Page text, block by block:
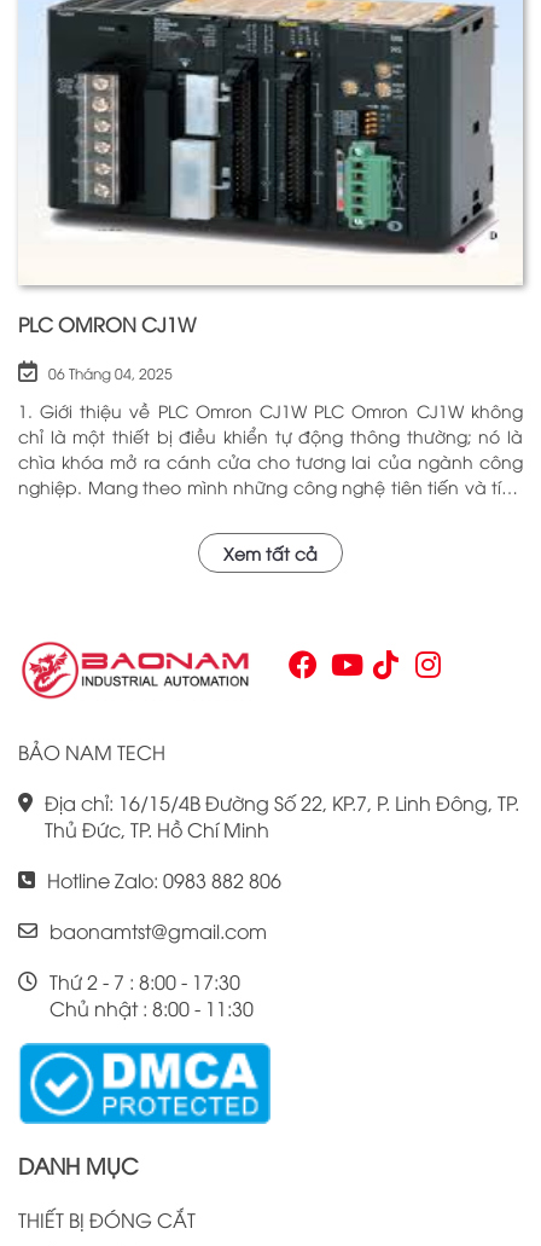
rơ le điện tử có khả năng xử lý và phản hồi nhanh chóng,
nhằm nâng cao hiệu suất hoạt động và độ an toàn cho
các hệ thống mà nó kiểm soát. N
PLC OMRON CJ1W
06 Tháng 04, 2025
1. Giới thiệu về PLC Omron CJ1W PLC Omron CJ1W không
chỉ là một thiết bị điều khiển tự động thông thường; nó là
chìa khóa mở ra cánh cửa cho tương lai của ngành công
nghiệp. Mang theo mình những công nghệ tiên tiến và tính
mình qua nhiều năm phục vụ trong nhiều lĩnh vực khác
nhau. Với khả năng hoạt động ổn định và hiệu quả, sản
Chính vì vậy, việc nắm vững những thông tin cơ bản về PLC
Omron CJ1W là điều cần thiết cho bất kỳ ai muốn cải thiện
hiệu suất công việc của mình.
Xem tất cả
BẢO NAM TECH
Địa chỉ: 16/15/4B Đường Số 22, KP.7, P. Linh Đông, TP.
Thủ Đức, TP. Hồ Chí Minh
Hotline Zalo: 0983 882 806
baonamtst@gmail.com
Thứ 2 - 7 : 8:00 - 17:30
Chủ nhật : 8:00 - 11:30
DANH MỤC
THIẾT BỊ ĐÓNG CẮT